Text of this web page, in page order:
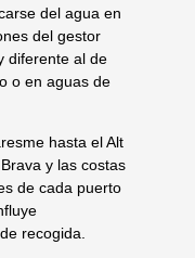
del agua en
del gestor
diferente al de
o en aguas de
hasta el Alt
y las costas
de cada puerto
recogida.